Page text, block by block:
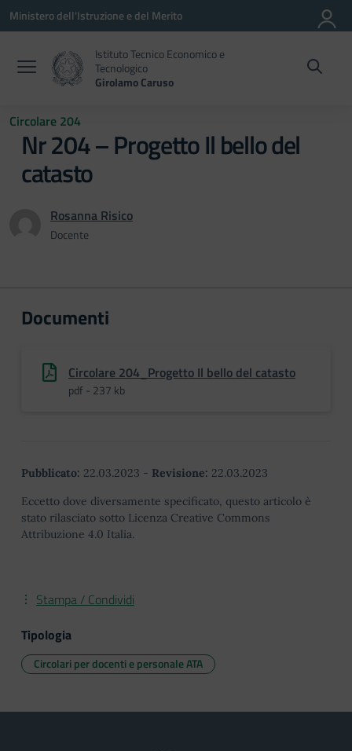
Vai ai contenuti
Vai al menu di navigazione
Vai al footer
Ministero dell'Istruzione e del Merito
Istituto Tecnico Economico e
Tecnologico
Girolamo Caruso
Circolare 204
Nr 204 – Progetto Il bello del
catasto
Rosanna Risico
Docente
Documenti
Circolare 204_Progetto Il bello del catasto
pdf - 237 kb
Pubblicato: 22.03.2023 - Revisione: 22.03.2023
Eccetto dove diversamente specificato, questo articolo è
stato rilasciato sotto Licenza Creative Commons
Attribuzione 4.0 Italia.
Stampa / Condividi
Tipologia
Circolari per docenti e personale ATA